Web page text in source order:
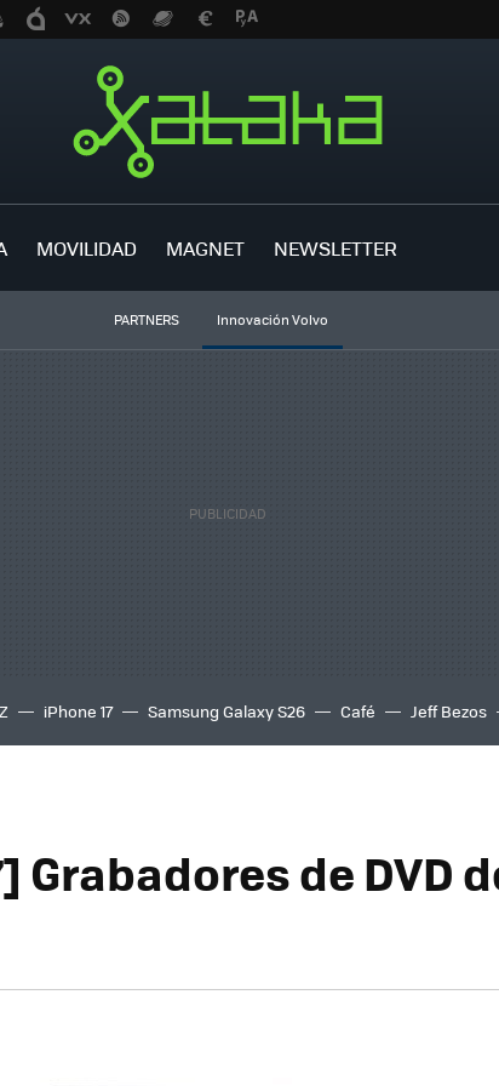
MOVILIDAD MAGNET NEWSLETTER
PARTNERS Innovación Volvo
iPhone 17 Samsung Galaxy S26 Café Jeff Bezos
Grabadores de DVD